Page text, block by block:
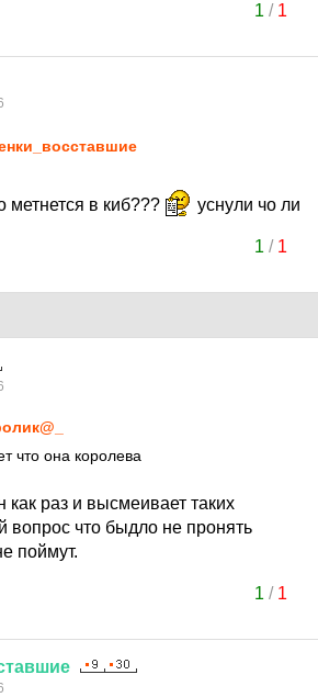
1 / 1
метнется в киб??? уснули чо ли
1 / 1
что она королева
как раз и высмеивает таких
вопрос что быдло не пронять
поймут.
1 / 1